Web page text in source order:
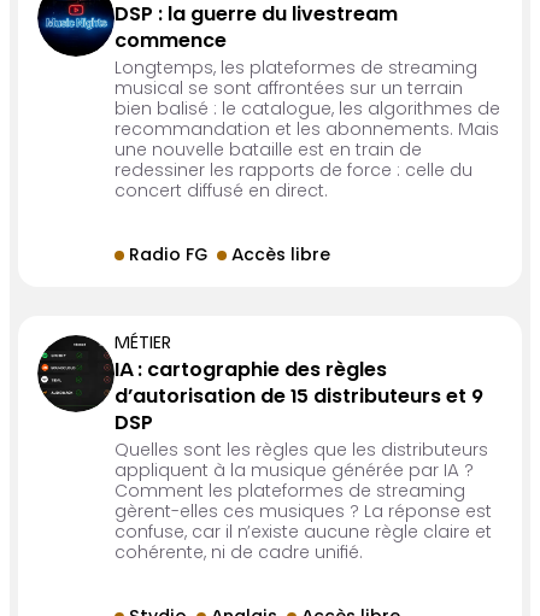
DSP : la guerre du livestream
commence
Longtemps, les plateformes de streaming
musical se sont affrontées sur un terrain
bien balisé : le catalogue, les algorithmes de
recommandation et les abonnements. Mais
une nouvelle bataille est en train de
redessiner les rapports de force : celle du
concert diffusé en direct.
Radio FG Accès libre
MÉTIER
IA : cartographie des règles
d’autorisation de 15 distributeurs et 9
DSP
Quelles sont les règles que les distributeurs
appliquent à la musique générée par IA ?
Comment les plateformes de streaming
gèrent-elles ces musiques ? La réponse est
confuse, car il n’existe aucune règle claire et
cohérente, ni de cadre unifié.